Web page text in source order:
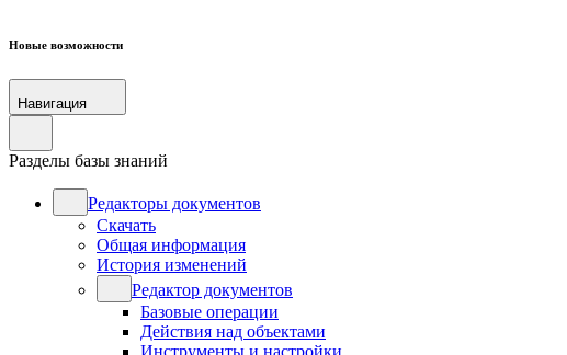
Новые возможности
Навигация
Разделы базы знаний
Редакторы документов
Скачать
Общая информация
История изменений
Редактор документов
Базовые операции
Действия над объектами
Инструменты и настройки